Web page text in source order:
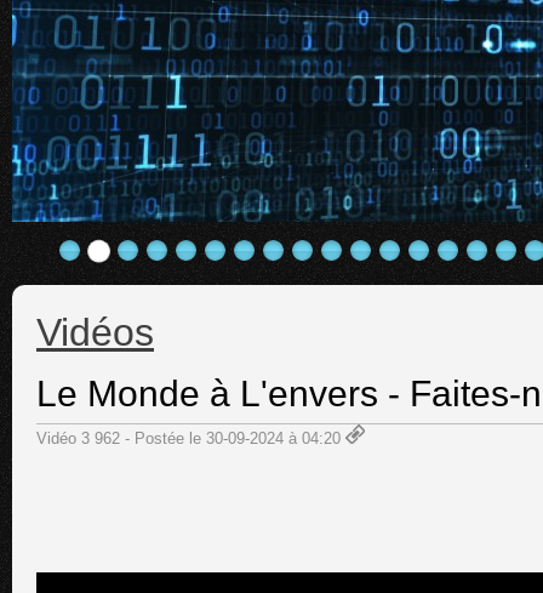
Vidéos
Le Monde à L'envers - Faites-
Vidéo 3 962 - Postée le 30-09-2024 à 04:20